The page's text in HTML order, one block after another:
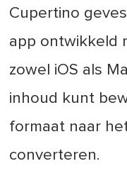
Cupertino
app ontwikkeld
zowel iOS als
inhoud kunt
formaat naar
converteren.